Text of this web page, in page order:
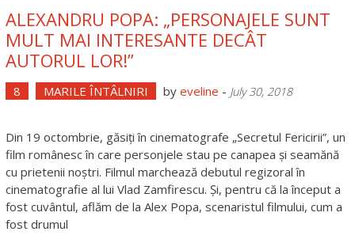
ALEXANDRU POPA: „PERSONAJELE SUNT
MULT MAI INTERESANTE DECÂT
AUTORUL LOR!”
8 MARILE ÎNTÂLNIRI by eveline - July 30, 2018
Din 19 octombrie, găsiți în cinematografe „Secretul Fericirii”, un
film românesc în care personjele stau pe canapea și seamănă
cu prietenii noștri. Filmul marchează debutul regizoral în
cinematografie al lui Vlad Zamfirescu. Și, pentru că la început a
fost cuvântul, aflăm de la Alex Popa, scenaristul filmului, cum a
fost drumul